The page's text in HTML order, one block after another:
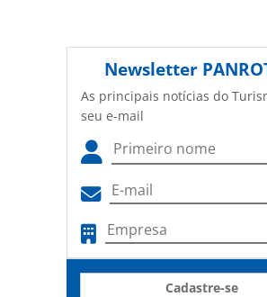
Newsletter
As principais notícias do
seu e-mail
Cadastre-se